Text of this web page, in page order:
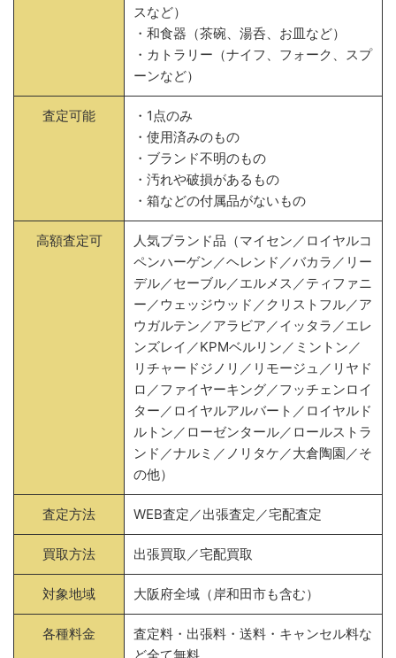
スなど）
・和食器（茶碗、湯呑、お皿など）
・カトラリー（ナイフ、フォーク、スプ
ーンなど）
査定可能
・1点のみ
・使用済みのもの
・ブランド不明のもの
・汚れや破損があるもの
・箱などの付属品がないもの
高額査定可
人気ブランド品（マイセン／ロイヤルコ
ペンハーゲン／ヘレンド／バカラ／リー
デル／セーブル／エルメス／ティファニ
ー／ウェッジウッド／クリストフル／ア
ウガルテン／アラビア／イッタラ／エレ
ンズレイ／KPMベルリン／ミントン／
リチャードジノリ／リモージュ／リヤド
ロ／ファイヤーキング／フッチェンロイ
ター／ロイヤルアルバート／ロイヤルド
ルトン／ローゼンタール／ロールストラ
ンド／ナルミ／ノリタケ／大倉陶園／そ
の他）
査定方法 WEB査定／出張査定／宅配査定
買取方法 出張買取／宅配買取
対象地域 大阪府全域（岸和田市も含む）
各種料金
査定料・出張料・送料・キャンセル料な